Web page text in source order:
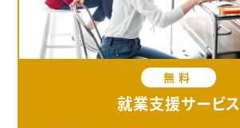
無料
就業支援サービス